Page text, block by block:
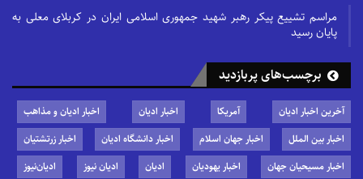
مراسم تشییع پیکر رهبر شهید جمهوری اسلامی ایران در کربلای معلی به
پایان رسید
برچسب‌های پربازدید
آخرین اخبار ادیان آمریکا اخبار ادیان
اخبار ادیان و مذاهب
اخبار بین الملل
اخبار جهان اسلام اخبار دانشگاه ادیان
اخبار زرتشتیان
اخبار مسیحیان جهان
اخبار یهودیان ادیان ادیان نیوز
ادیان‌نیوز